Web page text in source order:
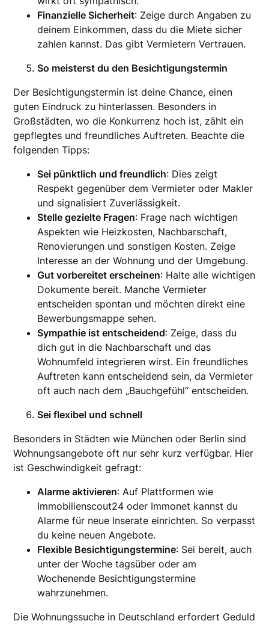
Finanzielle Sicherheit: Zeige durch Angaben zu
deinem Einkommen, dass du die Miete sicher
zahlen kannst. Das gibt Vermietern Vertrauen.
So meisterst du den Besichtigungstermin
Der Besichtigungstermin ist deine Chance, einen
guten Eindruck zu hinterlassen. Besonders in
Großstädten, wo die Konkurrenz hoch ist, zählt ein
gepflegtes und freundliches Auftreten. Beachte die
folgenden Tipps:
Sei pünktlich und freundlich: Dies zeigt
Respekt gegenüber dem Vermieter oder Makler
und signalisiert Zuverlässigkeit.
Stelle gezielte Fragen: Frage nach wichtigen
Aspekten wie Heizkosten, Nachbarschaft,
Renovierungen und sonstigen Kosten. Zeige
Interesse an der Wohnung und der Umgebung.
Gut vorbereitet erscheinen: Halte alle wichtigen
Dokumente bereit. Manche Vermieter
entscheiden spontan und möchten direkt eine
Bewerbungsmappe sehen.
Sympathie ist entscheidend: Zeige, dass du
dich gut in die Nachbarschaft und das
Wohnumfeld integrieren wirst. Ein freundliches
Auftreten kann entscheidend sein, da Vermieter
oft auch nach dem „Bauchgefühl“ entscheiden.
Sei flexibel und schnell
Besonders in Städten wie München oder Berlin sind
Wohnungsangebote oft nur sehr kurz verfügbar. Hier
ist Geschwindigkeit gefragt:
Alarme aktivieren: Auf Plattformen wie
Immobilienscout24 oder Immonet kannst du
Alarme für neue Inserate einrichten. So verpasst
du keine neuen Angebote.
Flexible Besichtigungstermine: Sei bereit, auch
unter der Woche tagsüber oder am
Wochenende Besichtigungstermine
wahrzunehmen.
Die Wohnungssuche in Deutschland erfordert Geduld